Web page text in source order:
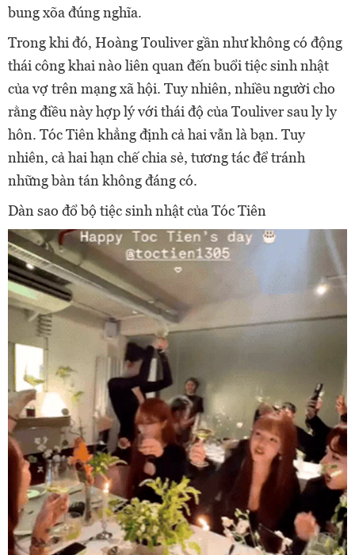
bung xõa đúng nghĩa.
Trong khi đó, Hoàng Touliver gần như không có động
thái công khai nào liên quan đến buổi tiệc sinh nhật
của vợ trên mạng xã hội. Tuy nhiên, nhiều người cho
rằng điều này hợp lý với thái độ của Touliver sau ly ly
hôn. Tóc Tiên khẳng định cả hai vẫn là bạn. Tuy
nhiên, cả hai hạn chế chia sẻ, tương tác để tránh
những bàn tán không đáng có.
Dàn sao đổ bộ tiệc sinh nhật của Tóc Tiên